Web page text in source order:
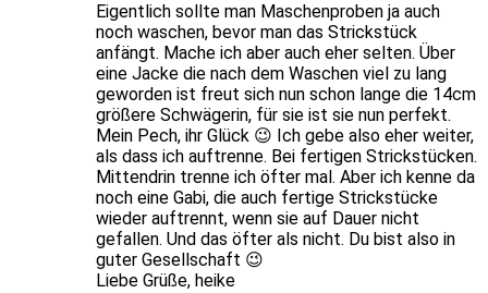
Eigentlich sollte man Maschenproben ja auch
noch waschen, bevor man das Strickstück
anfängt. Mache ich aber auch eher selten. Über
eine Jacke die nach dem Waschen viel zu lang
geworden ist freut sich nun schon lange die 14cm
größere Schwägerin, für sie ist sie nun perfekt.
Mein Pech, ihr Glück 😉 Ich gebe also eher weiter,
als dass ich auftrenne. Bei fertigen Strickstücken.
Mittendrin trenne ich öfter mal. Aber ich kenne da
noch eine Gabi, die auch fertige Strickstücke
wieder auftrennt, wenn sie auf Dauer nicht
gefallen. Und das öfter als nicht. Du bist also in
guter Gesellschaft 😉
Liebe Grüße, heike